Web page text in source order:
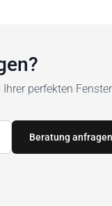
perfekten
Beratung anfragen